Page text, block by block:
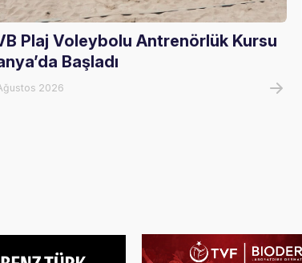
Plaj Voleybolu Antrenörlük Kursu
Başladı
2026